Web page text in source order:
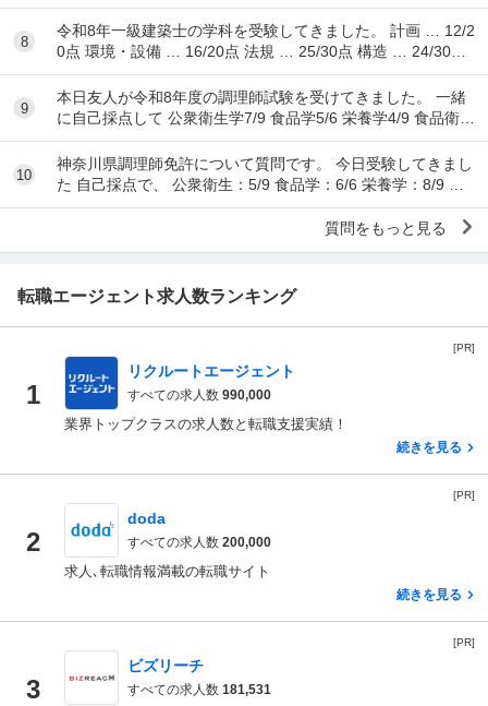
8
令和8年一級建築士の学科を受験してきました。 計画 … 12/2
0点 環境・設備 … 16/20点 法規 … 25/30点 構造 … 24/30点
...
9
本日友人が令和8年度の調理師試験を受けてきました。 一緒
に自己採点して 公衆衛生学7/9 食品学5/6 栄養学4/9 食品衛生
学8/15 調理理論9/17 食文
10
神奈川県調理師免許について質問です。 今日受験してきまし
た 自己採点で、 公衆衛生：5/9 食品学：6/6 栄養学：8/9 食
品衛生：10/15 調理理...
質問をもっと見る
転職エージェント求人数ランキング
[PR]
1
リクルートエージェント
すべての求人数 990,000
業界トップクラスの求人数と転職支援実績！
続きを見る
[PR]
2
doda
すべての求人数 200,000
求人､転職情報満載の転職サイト
続きを見る
[PR]
3
ビズリーチ
すべての求人数 181,531